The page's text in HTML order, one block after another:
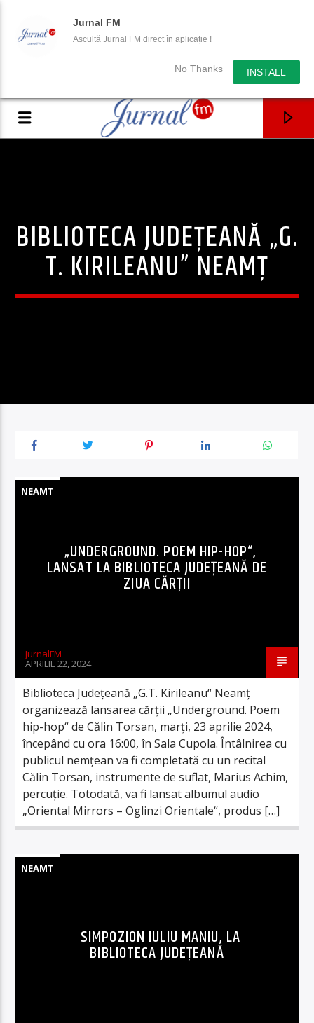
Jurnal FM
Ascultă Jurnal FM direct în aplicație !
No Thanks INSTALL
BIBLIOTECA JUDEȚEANĂ „G.
T. KIRILEANU” NEAMŢ
NEAMT
„UNDERGROUND. POEM HIP-HOP“,
LANSAT LA BIBLIOTECA JUDEȚEANĂ DE
ZIUA CĂRȚII
JurnalFM
APRILIE 22, 2024
Biblioteca Județeană „G.T. Kirileanu“ Neamț
organizează lansarea cărții „Underground. Poem
hip-hop“ de Călin Torsan, marți, 23 aprilie 2024,
începând cu ora 16:00, în Sala Cupola. Întâlnirea cu
publicul nemțean va fi completată cu un recital
Călin Torsan, instrumente de suflat, Marius Achim,
percuție. Totodată, va fi lansat albumul audio
„Oriental Mirrors – Oglinzi Orientale“, produs […]
NEAMT
SIMPOZION IULIU MANIU, LA
BIBLIOTECA JUDEȚEANĂ